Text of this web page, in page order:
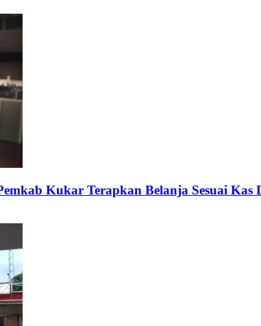
Kukar Terapkan Belanja Sesuai Kas